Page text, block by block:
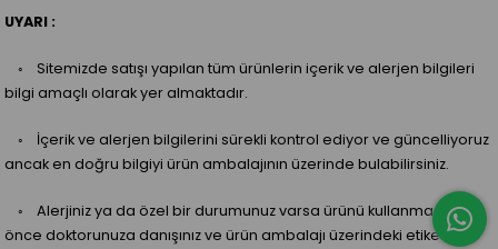
UYARI :
◦ Sitemizde satışı yapılan tüm ürünlerin içerik ve alerjen bilgileri
bilgi amaçlı olarak yer almaktadır.
◦ İçerik ve alerjen bilgilerini sürekli kontrol ediyor ve güncelliyoruz
ancak en doğru bilgiyi ürün ambalajının üzerinde bulabilirsiniz.
◦ Alerjiniz ya da özel bir durumunuz varsa ürünü kullanmadan
önce doktorunuza danışınız ve ürün ambalajı üzerindeki etiket